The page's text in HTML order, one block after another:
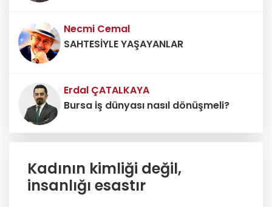
Necmi Cemal
SAHTESİYLE YAŞAYANLAR
Erdal ÇATALKAYA
Bursa iş dünyası nasıl dönüşmeli?
Belediyenin mesaj sistemi ticari
reklam aracı değildir
Kadının kimliği değil,
insanlığı esastır